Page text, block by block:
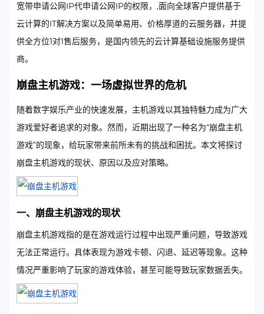
宽带申请公网IP代申请公网IP的权限，,面向全球客户提供基于
云计算的IT解决方案以及简单易用、价格厚道的云服务器，并提
供全方位1对1售后服务，是国内领先的云计算基础设施服务提供
商。
崩盘主机游戏：一场虚拟世界的危机
随着数字娱乐产业的快速发展，主机游戏以其独特魅力成为广大
游戏爱好者追求的对象。然而，近期出现了一种名为“崩盘主机
游戏”的现象，给玩家带来前所未有的挑战和困扰。本文将探讨
崩盘主机游戏的现状、原因以及应对策略。
一、崩盘主机游戏的现状
崩盘主机游戏指的是在游戏运行过程中出现严重问题，导致游戏
无法正常运行。具体表现为游戏卡顿、闪退、延迟等现象。这种
情况严重影响了玩家的游戏体验，甚至可能导致玩家数据丢失。